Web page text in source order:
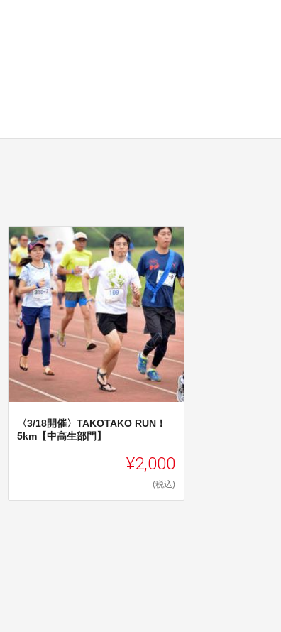
〈3/18開催〉TAKOTAKO RUN！
5km【中高生部門】
¥2,000
(税込)